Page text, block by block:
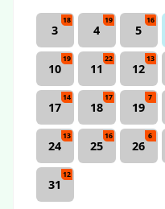
3
18
4
19
5
16
10
19
11
22
12
13
17
14
18
17
19
7
24
13
25
16
26
6
31
12